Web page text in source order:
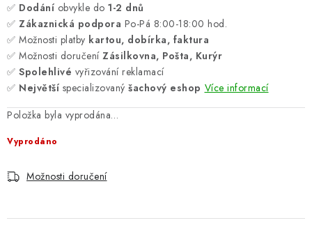
✅ Dodání obvykle do 1-2 dnů
✅ Zákaznická podpora Po-Pá 8:00-18:00 hod.
✅ Možnosti platby kartou, dobírka, faktura
✅ Možnosti doručení Zásilkovna, Pošta, Kurýr
✅ Spolehlivé vyřizování reklamací
✅ Největší specializovaný šachový eshop Více informací
Položka byla vyprodána…
Vyprodáno
Možnosti doručení